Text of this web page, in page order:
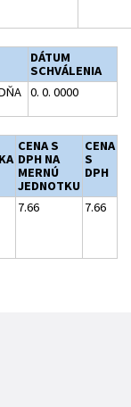
DÁTUM
SCHVÁLENIA
0. 0. 0000
CENA S
DPH NA
MERNÚ
JEDNOTKU
CENA
S
DPH
7.66 7.66